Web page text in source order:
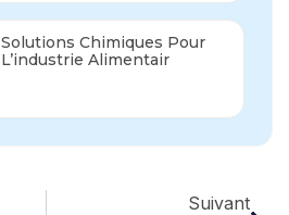
Solutions Chimiques Pour
L’industrie Alimentair
Suivant